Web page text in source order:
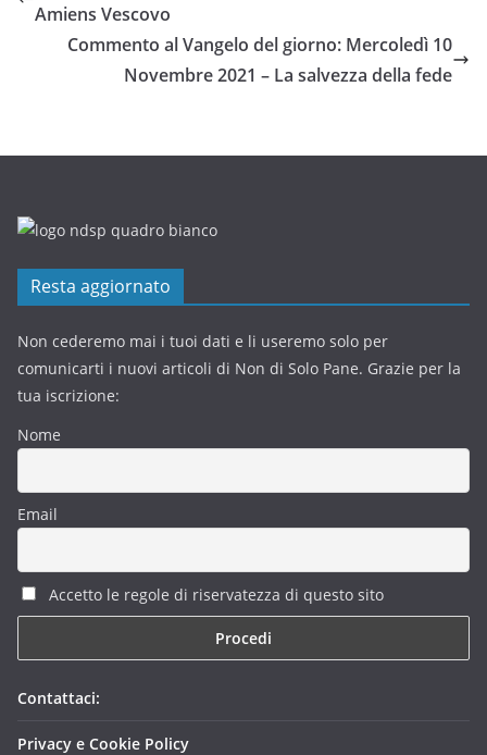
Amiens Vescovo
Commento al Vangelo del giorno: Mercoledì 10
Novembre 2021 – La salvezza della fede
Resta aggiornato
Non cederemo mai i tuoi dati e li useremo solo per
comunicarti i nuovi articoli di Non di Solo Pane. Grazie per la
tua iscrizione:
Nome
Email
Accetto le regole di riservatezza di questo sito
Contattaci:
Privacy e Cookie Policy